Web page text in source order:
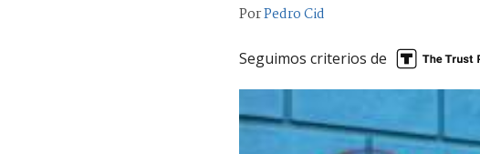
PorPedro Cid
Seguimos criterios de